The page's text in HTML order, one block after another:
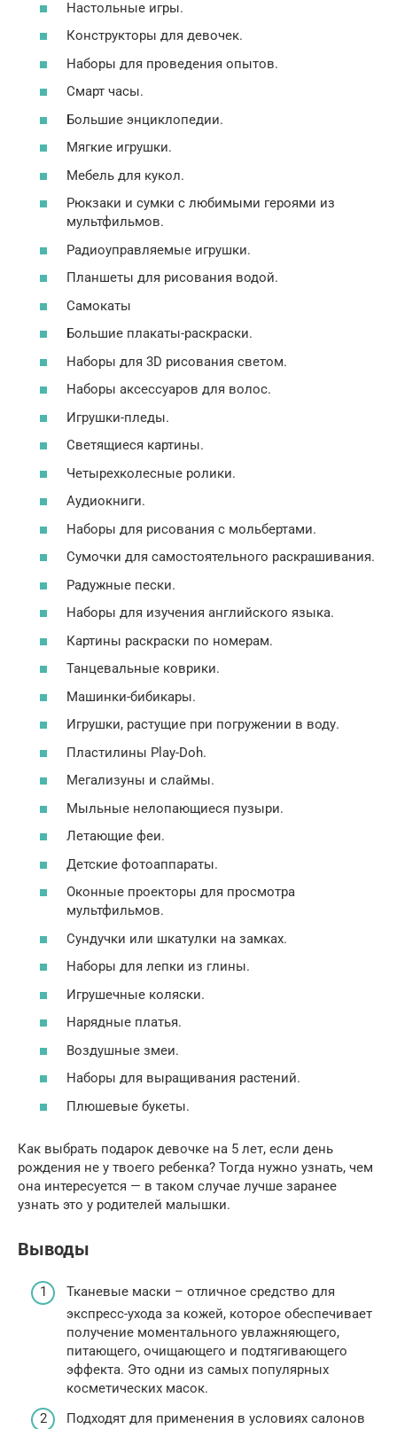
Настольные игры.
Конструкторы для девочек.
Наборы для проведения опытов.
Смарт часы.
Большие энциклопедии.
Мягкие игрушки.
Мебель для кукол.
Рюкзаки и сумки с любимыми героями из
мультфильмов.
Радиоуправляемые игрушки.
Планшеты для рисования водой.
Самокаты
Большие плакаты-раскраски.
Наборы для 3D рисования светом.
Наборы аксессуаров для волос.
Игрушки-пледы.
Светящиеся картины.
Четырехколесные ролики.
Аудиокниги.
Наборы для рисования с мольбертами.
Сумочки для самостоятельного раскрашивания.
Радужные пески.
Наборы для изучения английского языка.
Картины раскраски по номерам.
Танцевальные коврики.
Машинки-бибикары.
Игрушки, растущие при погружении в воду.
Пластилины Play-Doh.
Мегализуны и слаймы.
Мыльные нелопающиеся пузыри.
Летающие феи.
Детские фотоаппараты.
Оконные проекторы для просмотра
мультфильмов.
Сундучки или шкатулки на замках.
Наборы для лепки из глины.
Игрушечные коляски.
Нарядные платья.
Воздушные змеи.
Наборы для выращивания растений.
Плюшевые букеты.
Как выбрать подарок девочке на 5 лет, если день
рождения не у твоего ребенка? Тогда нужно узнать, чем
она интересуется — в таком случае лучше заранее
узнать это у родителей малышки.
Выводы
Тканевые маски – отличное средство для
экспресс-ухода за кожей, которое обеспечивает
получение моментального увлажняющего,
питающего, очищающего и подтягивающего
эффекта. Это одни из самых популярных
косметических масок.
Подходят для применения в условиях салонов